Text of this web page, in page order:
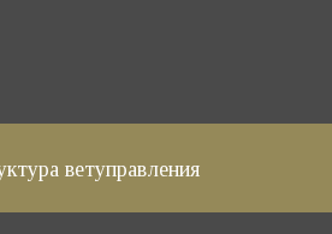
ветуправления